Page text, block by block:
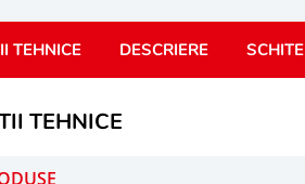
TEHNICE DESCRIERE SCHITE
TEHNICE